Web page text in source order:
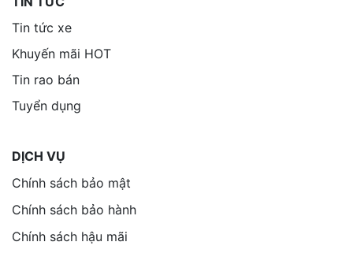
Tin tức xe
Khuyến mãi HOT
Tin rao bán
Tuyển dụng
DỊCH VỤ
Chính sách bảo mật
Chính sách bảo hành
Chính sách hậu mãi